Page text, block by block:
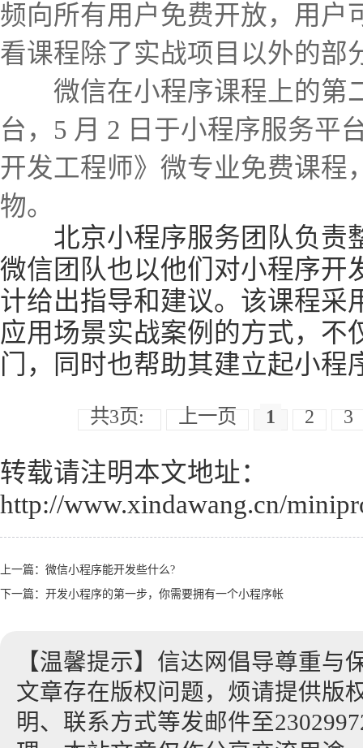
频向所有用户免费开放，用户
看课程除了实战项目以外的部
微信在小程序课程上的第
台，5 月 2 日于小程序服务平
开发工程师》微专业免费课程
物。
北京小程序服务团队负责
微信团队也以他们对小程序开
计给出指导和建议。该课程采
应用场景实战案例的方式，不
门，同时也帮助其建立起小程
共3页: 上一页 1 2 3
转载请注明本文地址：
http://www.xindawang.cn/
上一篇： 微信小程序能开发些什么?
下一篇： 开发小程序的第一步，你需要拥有一个小程序帐
【温馨提示】信达网倡导尊重与
文章存在版权问题，烦请提供版
明、联系方式等发邮件至